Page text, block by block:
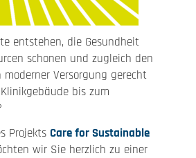
entstehen, die Gesundheit
schonen und zugleich den
moderner Versorgung gerecht
bis zum
Projekts Care for Sustainable
wir Sie herzlich zu einer